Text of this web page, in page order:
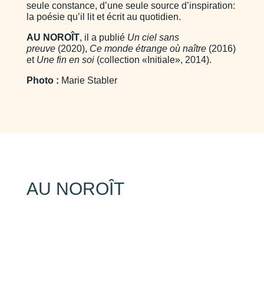
seule constance, d’une seule source d’inspiration:
la poésie qu’il lit et écrit au quotidien.
AU NOROÎT, il a publié Un ciel sans
preuve(2020), Ce monde étrange où naître (2016)
et Une fin en soi (collection «Initiale», 2014).
Photo : Marie Stabler
AU NOROÎT